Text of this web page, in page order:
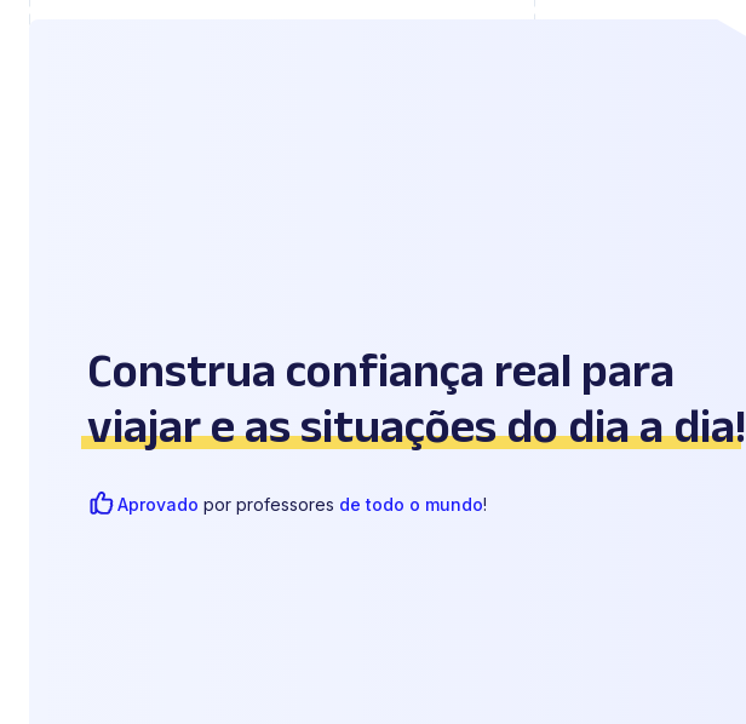
Construa confiança real para
viajar e as situações do dia a dia!
Aprovado por professores de todo o mundo!